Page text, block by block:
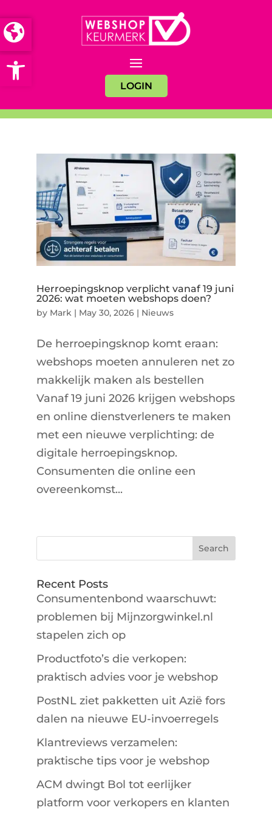
Open toolbar
LOGIN
Herroepingsknop verplicht vanaf 19 juni
2026: wat moeten webshops doen?
by Mark | May 30, 2026| Nieuws
De herroepingsknop komt eraan:
webshops moeten annuleren net zo
makkelijk maken als bestellen
Vanaf 19 juni 2026 krijgen webshops
en online dienstverleners te maken
met een nieuwe verplichting: de
digitale herroepingsknop.
Consumenten die online een
overeenkomst...
Recent Posts
Consumentenbond waarschuwt:
problemen bij Mijnzorgwinkel.nl
stapelen zich op
Productfoto’s die verkopen:
praktisch advies voor je webshop
PostNL ziet pakketten uit Azië fors
dalen na nieuwe EU-invoerregels
Klantreviews verzamelen:
praktische tips voor je webshop
ACM dwingt Bol tot eerlijker
platform voor verkopers en klanten